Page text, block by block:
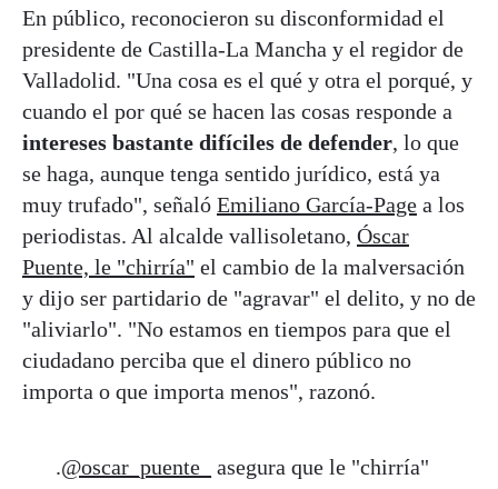
En público, reconocieron su disconformidad el
presidente de Castilla-La Mancha y el regidor de
Valladolid. "Una cosa es el qué y otra el porqué, y
cuando el por qué se hacen las cosas responde a
intereses bastante difíciles de defender, lo que
se haga, aunque tenga sentido jurídico, está ya
muy trufado", señaló Emiliano García-Page a los
periodistas. Al alcalde vallisoletano, Óscar
Puente, le "chirría" el cambio de la malversación
y dijo ser partidario de "agravar" el delito, y no de
"aliviarlo". "No estamos en tiempos para que el
ciudadano perciba que el dinero público no
importa o que importa menos", razonó.
.@oscar_puente_
asegura que le "chirría"